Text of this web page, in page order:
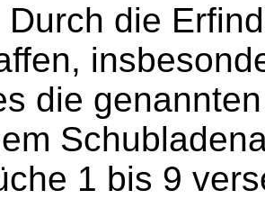
Durch die
die
1 bis 9